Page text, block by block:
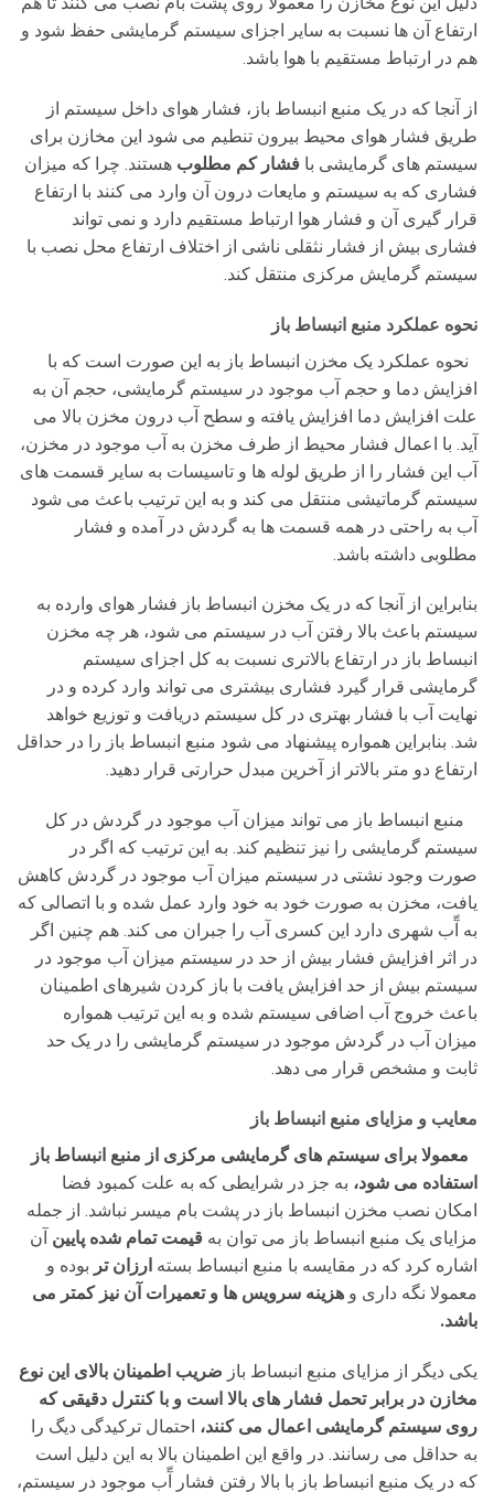
ارتفاع آن ها نسبت به سایر اجزای سیستم گرمایشی حفظ شود و
هم در ارتباط مستقیم با هوا باشد.
از آنجا که در یک منبع انبساط باز، فشار هوای داخل سیستم از
طریق فشار هوای محیط بیرون تنطیم می شود این مخازن برای
سیستم های گرمایشی با فشار کم مطلوب هستند. چرا که میزان
فشاری که به سیستم و مایعات درون آن وارد می کنند با ارتفاع
قرار گیری آن و فشار هوا ارتباط مستقیم دارد و نمی تواند
فشاری بیش از فشار نثقلی ناشی از اختلاف ارتفاع محل نصب با
سیستم گرمایش مرکزی منتقل کند.
نحوه عملکرد منبع انبساط باز
نحوه عملکرد یک مخزن انبساط باز به این صورت است که با
افزایش دما و حجم آب موجود در سیستم گرمایشی، حجم آن به
علت افزایش دما افزایش یافته و سطح آب درون مخزن بالا می
آید. با اعمال فشار محیط از طرف مخزن به آب موجود در مخزن،
آب این فشار را از طریق لوله ها و تاسیسات به سایر قسمت های
سیستم گرماتیشی منتقل می کند و به این ترتیب باعث می شود
آب به راحتی در همه قسمت ها به گردش در آمده و فشار
مطلوبی داشته باشد.
بنابراین از آنجا که در یک مخزن انبساط باز فشار هوای وارده به
سیستم باعث بالا رفتن آب در سیستم می شود، هر چه مخزن
انبساط باز در ارتفاع بالاتری نسبت به کل اجزای سیستم
گرمایشی قرار گیرد فشاری بیشتری می تواند وارد کرده و در
نهایت آب با فشار بهتری در کل سیستم دریافت و توزیع خواهد
شد. بنابراین همواره پیشنهاد می شود منبع انبساط باز را در حداقل
ارتفاع دو متر بالاتر از آخرین مبدل حرارتی قرار دهید.
منبع انبساط باز می تواند میزان آب موجود در گردش در کل
سیستم گرمایشی را نیز تنظیم کند. به این ترتیب که اگر در
صورت وجود نشتی در سیستم میزان آب موجود در گردش کاهش
یافت، مخزن به صورت خود به خود وارد عمل شده و با اتصالی که
به آّب شهری دارد این کسری آب را جبران می کند. هم چنین اگر
در اثر افزایش فشار بیش از حد در سیستم میزان آب موجود در
سیستم بیش از حد افزایش یافت با باز کردن شیرهای اطمینان
باعث خروج آب اضافی سیستم شده و به این ترتیب همواره
میزان آب در گردش موجود در سیستم گرمایشی را در یک حد
ثابت و مشخص قرار می دهد.
معایب و مزایای منبع انبساط باز
معمولا برای سیستم های گرمایشی مرکزی از منبع انبساط باز
استفاده می شود، به جز در شرایطی که به علت کمبود فضا
امکان نصب مخزن انبساط باز در پشت بام میسر نباشد. از جمله
مزایای یک منبع انبساط باز می توان به قیمت تمام شده پایین آن
اشاره کرد که در مقایسه با منبع انبساط بسته ارزان تر بوده و
معمولا نگه داری و هزینه سرویس ها و تعمیرات آن نیز کمتر می
باشد.
یکی دیگر از مزایای منبع انبساط باز ضریب اطمینان بالای این نوع
مخازن در برابر تحمل فشار های بالا است و با کنترل دقیقی که
روی سیستم گرمایشی اعمال می کنند، احتمال ترکیدگی دیگ را
به حداقل می رسانند. در واقع این اطمینان بالا به این دلیل است
که در یک منبع انبساط باز با بالا رفتن فشار آّب موجود در سیستم،